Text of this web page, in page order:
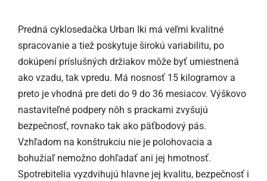
Predná cyklosedačka Urban Iki má veľmi kvalitné
spracovanie a tiež poskytuje širokú variabilitu, po
dokúpení príslušných držiakov môže byť umiestnená
ako vzadu, tak vpredu. Má nosnosť 15 kilogramov a
preto je vhodná pre deti do 9 do 36 mesiacov. Výškovo
nastaviteľné podpery nôh s prackami zvyšujú
bezpečnosť, rovnako tak ako päťbodový pás.
Vzhľadom na konštrukciu nie je polohovacia a
bohužiaľ nemožno dohľadať ani jej hmotnosť.
Spotrebitelia vyzdvihujú hlavne jej kvalitu, bezpečnosť i